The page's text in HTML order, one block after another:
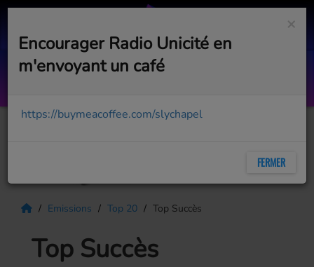
Je continuerai
Emissions Top 20 Top Succès
Top Succès
×
Encourager Radio Unicité en
m'envoyant un café
https://buymeacoffee.com/slychapel
FERMER